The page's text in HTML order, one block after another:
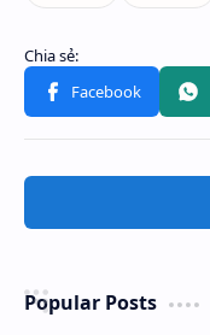
Popular Posts